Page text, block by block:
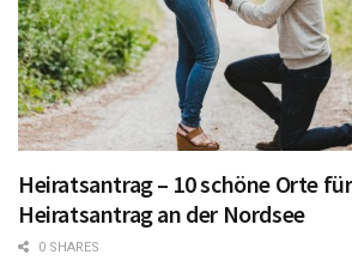
Heiratsantrag – 10 schöne Orte
Heiratsantrag an der Nordsee
0 SHARES